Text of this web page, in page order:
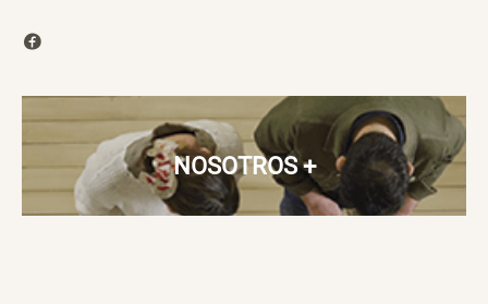
NOSOTROS+